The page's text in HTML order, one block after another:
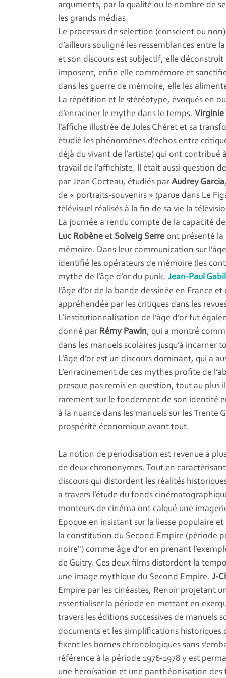
arguments, par la qualité ou le nombre de
les grands médias.
Le processus de sélection (conscient ou
d’ailleurs souligné les ressemblances entre
et son discours est subjectif, elle
imposent, enfin elle commémore et
dans les guerre de mémoire, elle les
La répétition et le stéréotype, évoqués en
d’enraciner le mythe dans le temps.
l’affiche illustrée de Jules Chéret et sa
étudié les phénomènes d’échos entre
déjà du vivant de l’artiste) qui ont
travail de l’affichiste. Il était aussi question
par Jean Cocteau, étudiés par Audrey Garcia
de « portraits-souvenirs » (parue dans Le
télévisuel réalisés à la fin de sa vie la
La journée a rendu compte de la capacité
Luc Robène et Solveig Serre ont présenté la
mémoire. Dans leur communication sur
identifié les opérateurs de mémoire (les
mythe de l’âge d’or du punk. Jean-Paul
l’âge d’or de la bande dessinée en France
appréhendée par les critiques dans les
L’institutionnalisation de l’âge d’or fut
donné par Rémy Pawin, qui a montré
dans les manuels scolaires jusqu’à incarner
L’âge d’or est un discours dominant, qui a
L’enracinement de ces mythes profite de
presque pas remis en question, tout au
rarement sur le fondement de son identité
à la nuance dans les manuels sur les
prospérité économique avant tout.
La notion de périodisation est revenue à
de deux chrononymes. Tout en
discours qui distordent les réalités
a travers l’étude du fonds
monteurs de cinéma ont calqué une
Epoque en insistant sur la liesse populaire
la constitution du Second Empire (période
noire") comme âge d’or en prenant
de Guitry. Ces deux films distordent la
une image mythique du Second Empire. J-
Empire par les cinéastes, Renoir projetant
essentialiser la période en mettant en
travers les éditions successives de manuels
documents et les simplifications historiques
fixent les bornes chronologiques sans
référence à la période 1976-1978 y est
une héroïsation et une panthéonisation des